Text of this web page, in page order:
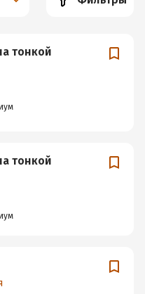
тонкой
тонкой